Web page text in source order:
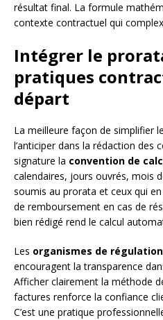
résultat final. La formule
contexte contractuel qui
Intégrer le
pratiques
départ
La meilleure façon de simplifier
l’anticiper dans la rédaction des
signature la convention de
calendaires, jours ouvrés, mois
soumis au prorata et ceux qui
de remboursement en cas de
bien rédigé rend le calcul
Les organismes de
encouragent la transparence
Afficher clairement la méthode
factures renforce la confiance
C’est une pratique